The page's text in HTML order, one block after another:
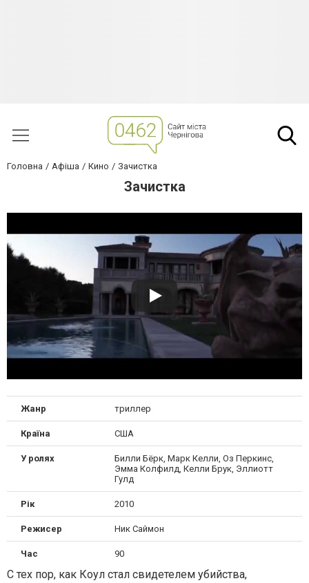
Головна Афіша Кино Зачистка
Зачистка
Жанр триллер
Країна США
У ролях
Билли Бёрк, Марк Келли, Оз Перкинс,
Эмма Колфилд, Келли Брук, Эллиотт
Гулд
Рік 2010
Режисер Ник Саймон
Час 90
С тех пор, как Коул стал свидетелем убийства,